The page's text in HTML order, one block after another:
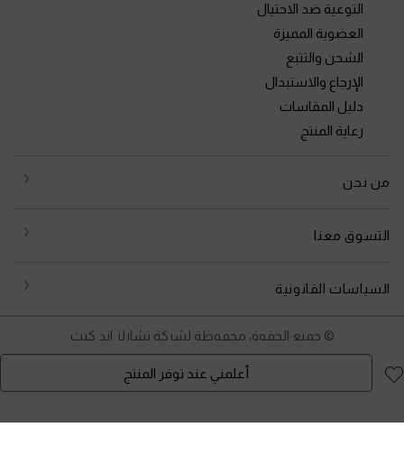
أعلمني عند توفر المنتج
التوعية ضد الاحتيال
العضوية المميزة
الشحن والتتبع
الإرجاع والاستبدال
دليل المقاسات
رعاية المنتج
من نحن
التسوق معنا
السياسات القانونية
© جميع الحقوق محفوظة لشركة تشارلز اند كيث